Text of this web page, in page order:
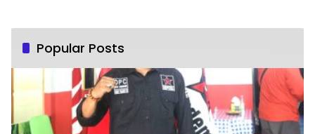
Popular Posts